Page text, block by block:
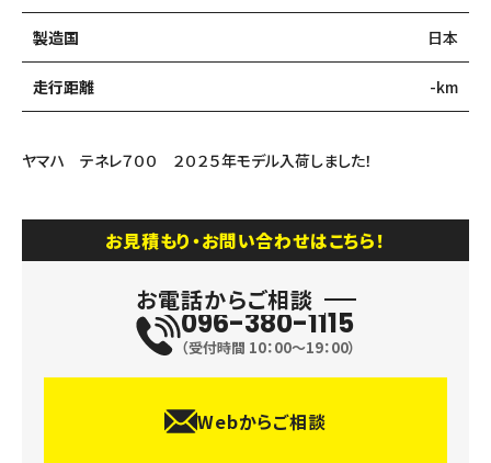
製造国 日本
走行距離 -km
ヤマハ テネレ７００ ２０２５年モデル入荷しました！
お見積もり・お問い合わせはこちら！
お電話からご相談
096-380-1115
（受付時間 10：00〜19：00）
Webからご相談